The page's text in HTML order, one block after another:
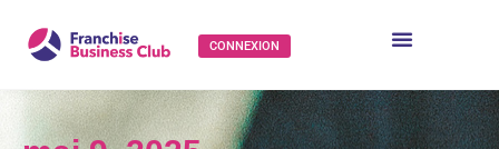
CONNEXION